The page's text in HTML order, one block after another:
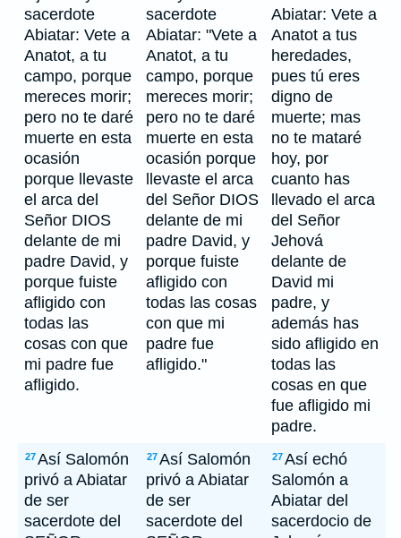
sacerdote
Abiatar: Vete a
Anatot, a tu
campo, porque
mereces morir;
pero no te daré
muerte en esta
ocasión
porque llevaste
el arca del
Señor DIOS
delante de mi
padre David, y
porque fuiste
afligido con
todas las
cosas con que
mi padre fue
afligido.
sacerdote
Abiatar: "Vete a
Anatot, a tu
campo, porque
mereces morir;
pero no te daré
muerte en esta
ocasión porque
llevaste el arca
del Señor DIOS
delante de mi
padre David, y
porque fuiste
afligido con
todas las cosas
con que mi
padre fue
afligido."
Abiatar: Vete a
Anatot a tus
heredades,
pues tú eres
digno de
muerte; mas
no te mataré
hoy, por
cuanto has
llevado el arca
del Señor
Jehová
delante de
David mi
padre, y
además has
sido afligido en
todas las
cosas en que
fue afligido mi
padre.
27Así Salomón
privó a Abiatar
de ser
sacerdote del
27Así Salomón
privó a Abiatar
de ser
sacerdote del
27Así echó
Salomón a
Abiatar del
sacerdocio de